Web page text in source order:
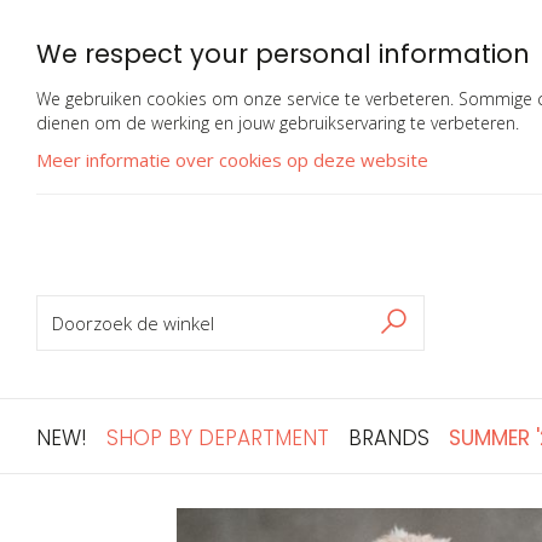
We respect your personal information
We gebruiken cookies om onze service te verbeteren.
dienen om de werking en jouw gebruikservaring te verbeteren.
Meer informatie over cookies op deze website
Zoeken
ZOEKEN
NEW! SHOP BY DEPARTMENT BRANDS SUMMER